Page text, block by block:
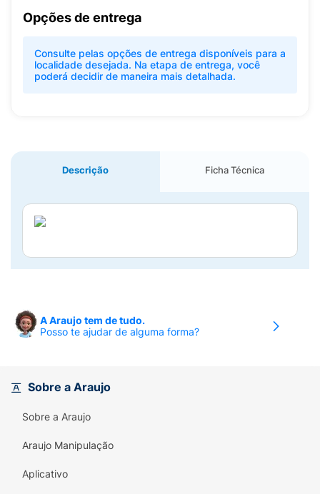
Opções de entrega
Consulte pelas opções de entrega disponíveis para a
localidade desejada. Na etapa de entrega, você
poderá decidir de maneira mais detalhada.
Descrição Ficha Técnica
A Araujo tem de tudo.
Posso te ajudar de alguma forma?
Sobre a Araujo
Sobre a Araujo
Araujo Manipulação
Aplicativo